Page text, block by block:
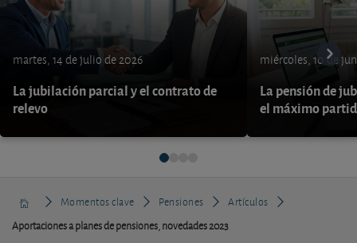
martes, 14 de julio de 2026
La jubilación parcial y el contrato de
relevo
miércoles, 10 de
La pensión de
el máximo
Momentos clave Pensiones
Artículos
Aportaciones a planes de pensiones, novedades 2023